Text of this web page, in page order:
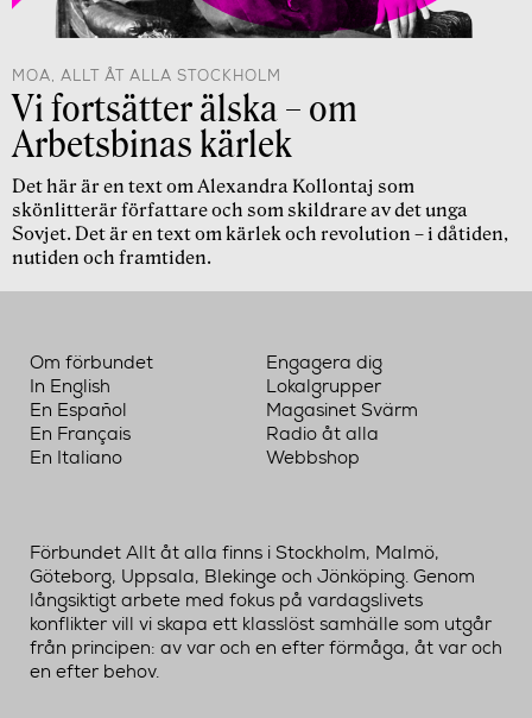
MOA, ALLT ÅT ALLA STOCKHOLM
Vi fortsätter älska – om
Arbetsbinas kärlek
Det här är en text om Alexandra Kollontaj som
skönlitterär författare och som skildrare av det unga
Sovjet. Det är en text om kärlek och revolution – i dåtiden,
nutiden och framtiden.
Om förbundet
In English
En Español
En Français
En Italiano
Engagera dig
Lokalgrupper
Magasinet Svärm
Radio åt alla
Webbshop
Förbundet Allt åt alla finns i Stockholm, Malmö,
Göteborg, Uppsala, Blekinge och Jönköping. Genom
långsiktigt arbete med fokus på vardagslivets
konflikter vill vi skapa ett klasslöst samhälle som utgår
från principen: av var och en efter förmåga, åt var och
en efter behov.